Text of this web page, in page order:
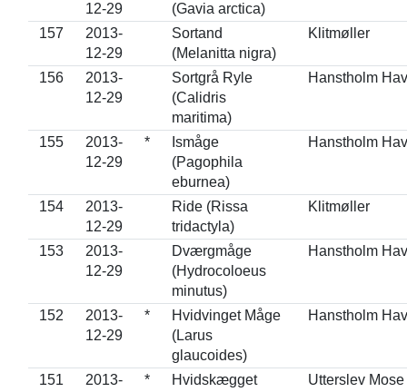
12-29
(Gavia arctica)
157
2013-
12-29
Sortand
(Melanitta nigra)
Klitmøller
156
2013-
12-29
Sortgrå Ryle
(Calidris
maritima)
Hanstholm
155
2013-
12-29
*
Ismåge
(Pagophila
eburnea)
Hanstholm
154
2013-
12-29
Ride (Rissa
tridactyla)
Klitmøller
153
2013-
12-29
Dværgmåge
(Hydrocoloeus
minutus)
Hanstholm
152
2013-
12-29
*
Hvidvinget Måge
(Larus
glaucoides)
Hanstholm
151
2013-
*
Hvidskægget
Utterslev Mose